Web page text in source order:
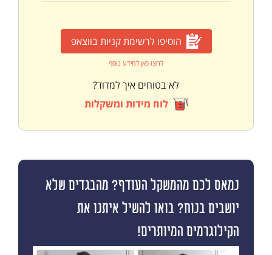
הוסיפו לרשימת קניות בווצאפ
לחצו כאן למידע נוסף
לא בטוחים איך למדוד?
לוח מידות ומשקלות
נמאס לכם מהמשקל העודף? מהבגדים שלא
יושבים בנוח? בואו להשיל איתנו את
הקילוגרמים המיותרים!